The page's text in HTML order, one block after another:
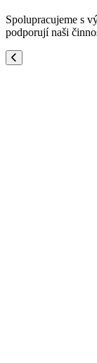
Spolupracujeme s
podporují naši